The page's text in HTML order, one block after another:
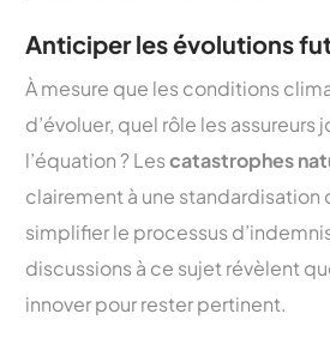
Anticiper les évolutions
À mesure que les conditions
d’évoluer, quel rôle les assureurs
l’équation ? Lescatastrophes
clairement à une standardisation
simplifier le processus
discussions à ce sujet révèlent
innover pour rester pertinent.